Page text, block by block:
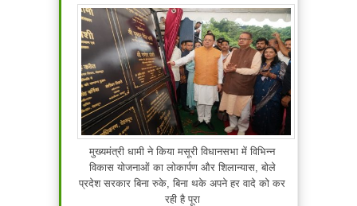
मुख्यमंत्री धामी ने किया मसूरी विधानसभा में विभिन्न
विकास योजनाओं का लोकार्पण और शिलान्यास, बोले
प्रदेश सरकार बिना रुके, बिना थके अपने हर वादे को कर
रही है पूरा